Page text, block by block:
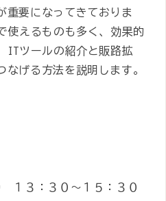
重要になってきておりま
使えるものも多く、効果的
ITツールの紹介と販路拡
げる方法を説明します。
１３：３０～１５：３０